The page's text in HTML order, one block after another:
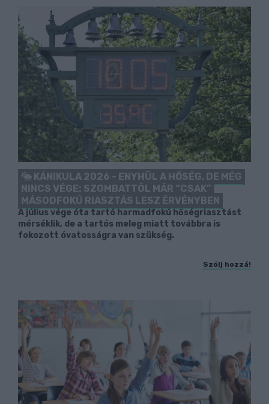
KÁNIKULA 2026 - ENYHÜL A HŐSÉG, DE MÉG
NINCS VÉGE: SZOMBATTÓL MÁR “CSAK”
MÁSODFOKÚ RIASZTÁS LESZ ÉRVÉNYBEN
A július vége óta tartó harmadfokú hőségriasztást
mérséklik, de a tartós meleg miatt továbbra is
fokozott óvatosságra van szükség.
Szólj hozzá!